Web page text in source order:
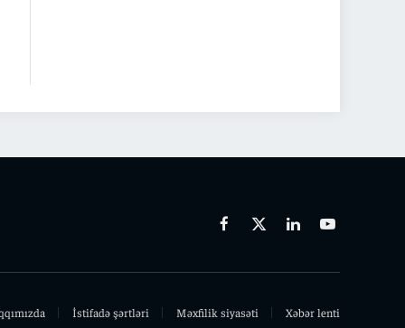
Facebook
X
LinkedinYoutube
İstifadə şərtləri Məxfilik siyasəti Xəbər lenti